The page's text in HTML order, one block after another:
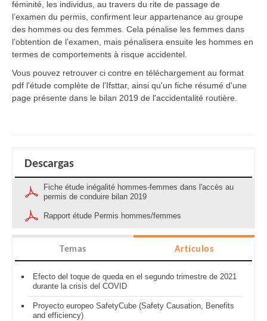
féminité, les individus, au travers du rite de passage de
l’examen du permis, confirment leur appartenance au groupe
des hommes ou des femmes. Cela pénalise les femmes dans
l’obtention de l’examen, mais pénalisera ensuite les hommes en
termes de comportements à risque accidentel.
Vous pouvez retrouver ci contre en téléchargement au format
pdf l'étude complète de l'Ifsttar, ainsi qu'un fiche résumé d'une
page présente dans le bilan 2019 de l'accidentalité routière.
Descargas
Fiche étude inégalité hommes-femmes dans l'accès au
permis de conduire bilan 2019
Rapport étude Permis hommes/femmes
Temas Artículos
Efecto del toque de queda en el segundo trimestre de 2021
durante la crisis del COVID
Proyecto europeo SafetyCube (Safety Causation, Benefits
and efficiency)